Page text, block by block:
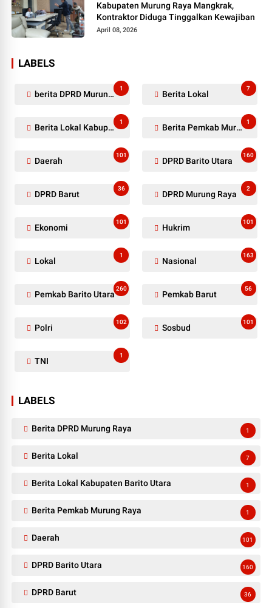
Kabupaten Murung Raya Mangkrak,
Kontraktor Diduga Tinggalkan Kewajiban
April 08, 2026
LABELS
berita DPRD Murung Raya
1
Berita Lokal
7
Berita Lokal Kabupaten Barito Utara
1
Berita Pemkab Murung Raya
1
Daerah
101
DPRD Barito Utara
160
DPRD Barut
36
DPRD Murung Raya
2
Ekonomi
101
Hukrim
101
Lokal
1
Nasional
163
Pemkab Barito Utara
260
Pemkab Barut
56
Polri
102
Sosbud
101
TNI
1
LABELS
Berita DPRD Murung Raya 1
Berita Lokal 7
Berita Lokal Kabupaten Barito Utara 1
Berita Pemkab Murung Raya 1
Daerah 101
DPRD Barito Utara 160
DPRD Barut 36